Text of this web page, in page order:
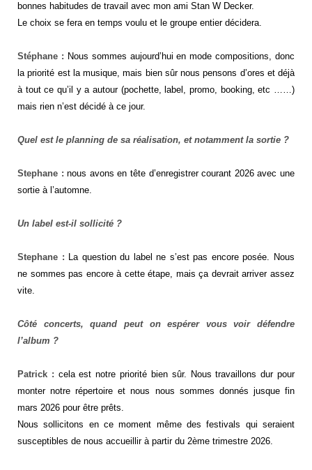
bonnes habitudes de travail avec mon ami Stan W Decker.
Le choix se fera en temps voulu et le groupe entier décidera.
Stéphane : Nous sommes aujourd’hui en mode compositions, donc
la priorité est la musique, mais bien sûr nous pensons d’ores et déjà
à tout ce qu’il y a autour (pochette, label, promo, booking, etc ……)
mais rien n’est décidé à ce jour.
Quel est le planning de sa réalisation, et notamment la sortie ?
Stephane : nous avons en tête d’enregistrer courant 2026 avec une
sortie à l’automne.
Un label est-il sollicité ?
Stephane : La question du label ne s’est pas encore posée. Nous
ne sommes pas encore à cette étape, mais ça devrait arriver assez
vite.
Côté concerts, quand peut on espérer vous voir défendre
l’album ?
Patrick : cela est notre priorité bien sûr. Nous travaillons dur pour
monter notre répertoire et nous nous sommes donnés jusque fin
mars 2026 pour être prêts.
Nous sollicitons en ce moment même des festivals qui seraient
susceptibles de nous accueillir à partir du 2ème trimestre 2026.